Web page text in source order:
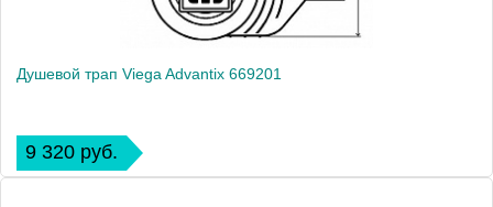
Душевой трап Viega Advantix 669201
9 320 руб.